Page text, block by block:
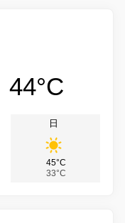
44°C
日
45°C
33°C